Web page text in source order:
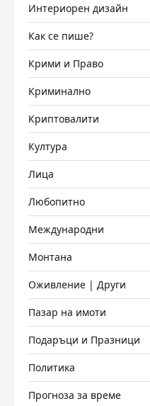
Интериорен дизайн
Как се пише?
Крими и Право
Криминално
Криптовалити
Култура
Лица
Любопитно
Международни
Монтана
Оживление | Други
Пазар на имоти
Подаръци и Празници
Политика
Прогноза за време